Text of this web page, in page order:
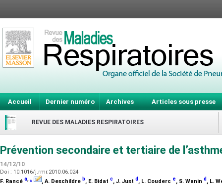
Accueil Dernier numéro Archives Articles sous presse
REVUE DES MALADIES RESPIRATOIRES
Prévention secondaire et tertiaire de
14/12/10
Doi : 10.1016/j.rmr.2010.06.024
F. Rancé a,⁎ , A. Deschildre b, E. Bidat c, J. Just d , L. Couderc e, S. Wanin d , L.